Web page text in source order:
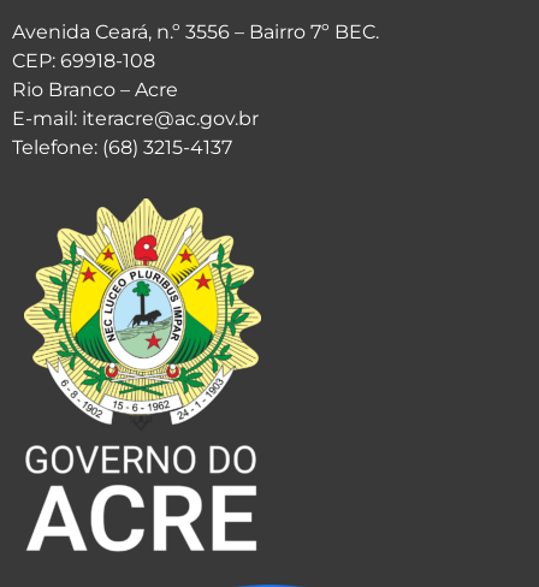
Avenida Ceará, n.º 3556 – Bairro 7º BEC.
CEP: 69918-108
Rio Branco – Acre
E-mail: iteracre@ac.gov.br
Telefone: (68) 3215-4137